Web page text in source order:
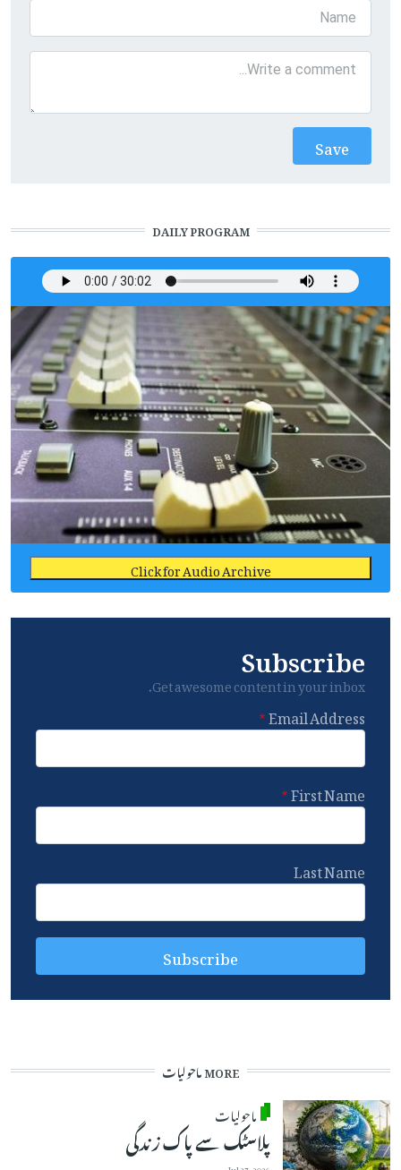
DAILY PROGRAM
Click for Audio Archive
Subscribe
Get awesome content in your inbox.
Email Address
First Name
Last Name
MORE ماحولیات
ماحولیات
پلاسٹک سے پاک زندگی